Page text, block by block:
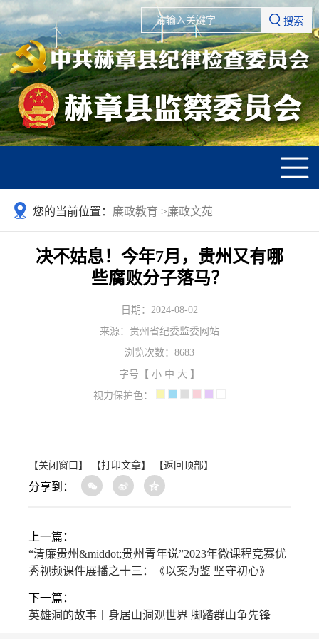
搜索
您的当前位置： 廉政教育 >廉政文苑
决不姑息！今年7月，贵州又有哪
些腐败分子落马？
日期：2024-08-02
来源：贵州省纪委监委网站
浏览次数： 8683
字号【 小 中 大 】
视力保护色：
【关闭窗口】 【打印文章】 【返回顶部】
分享到：
上一篇：
“清廉贵州&middot;贵州青年说”2023年微课程竞赛优
秀视频课件展播之十三：《以案为鉴 坚守初心》
下一篇：
英雄洞的故事丨身居山洞观世界 脚踏群山争先锋